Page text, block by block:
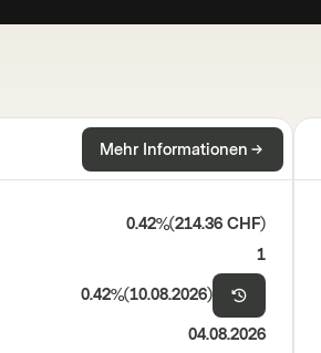
Mehr Informationen
0.42%(214.36 CHF)
1
0.42%(10.08.2026)
04.08.2026